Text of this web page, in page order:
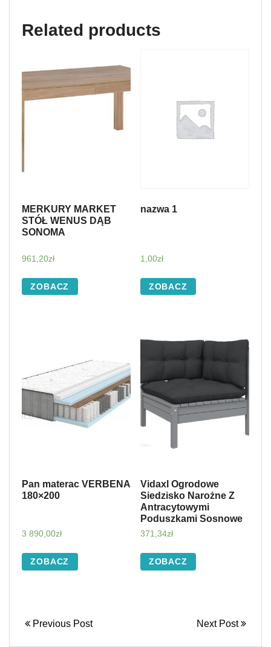
Related products
MERKURY MARKET
STÓŁ WENUS DĄB
SONOMA
961,20zł
ZOBACZ
nazwa 1
1,00zł
ZOBACZ
Pan materac VERBENA
180×200
3 890,00zł
ZOBACZ
Vidaxl Ogrodowe
Siedzisko Narożne Z
Antracytowymi
Poduszkami Sosnowe
371,34zł
ZOBACZ
Previous Post Next Post